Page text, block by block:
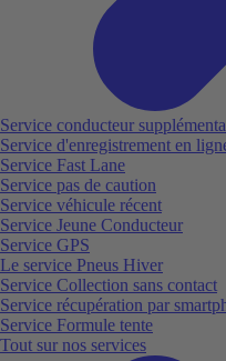
Service conducteur
Service d'enregistrement en
Service Fast Lane
Service pas de caution
Service véhicule récent
Service Jeune Conducteur
Service GPS
Le service Pneus Hiver
Service Collection sans contact
Service récupération par
Service Formule tente
Tout sur nos services